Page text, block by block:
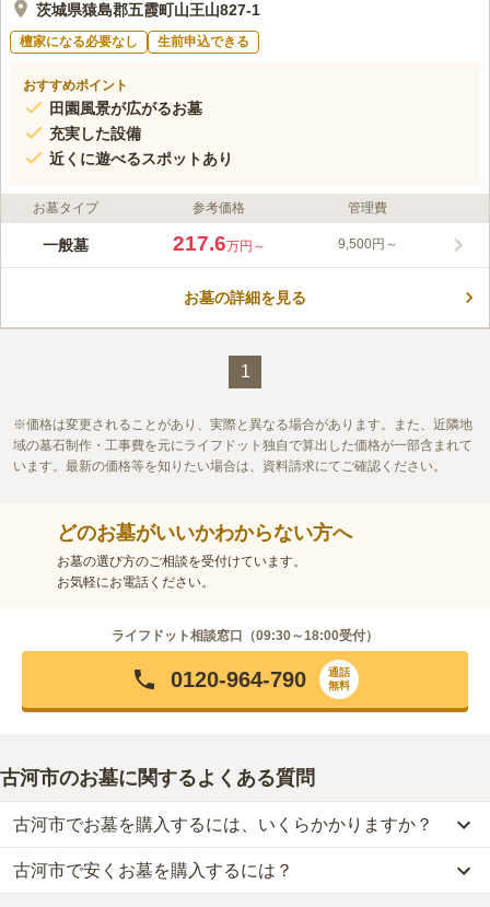
茨城県猿島郡五霞町山王山827-1
檀家になる必要なし 生前申込できる
おすすめポイント
田園風景が広がるお墓
充実した設備
近くに遊べるスポットあり
お墓タイプ 参考価格 管理費
一般墓 217.6万円～ 9,500円～
お墓の詳細を見る
1
価格は変更されることがあり、実際と異なる場合があります。また、近隣地
域の墓石制作・工事費を元にライフドット独自で算出した価格が一部含まれて
います。最新の価格等を知りたい場合は、資料請求にてご確認ください。
どのお墓がいいかわからない方へ
お墓の選び方のご相談を受付けています。
お気軽にお電話ください。
ライフドット相談窓口（09:30～18:00受付）
0120-964-790
通話
無料
古河市のお墓に関するよくある質問
古河市でお墓を購入するには、いくらかかりますか？
古河市での購入費用の目安は、樹木葬が約40万円
樹木葬・納骨堂・永代供養墓は、基本的に墓石代がかからず、永代
古河市で安くお墓を購入するには？